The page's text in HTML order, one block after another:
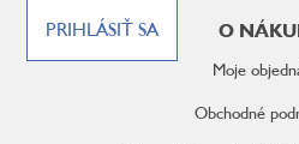
PRIHLÁSIŤ SA O
Moje
Obchodné